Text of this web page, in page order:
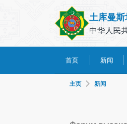
土库曼
中华人民
首页 新闻
主页 新闻